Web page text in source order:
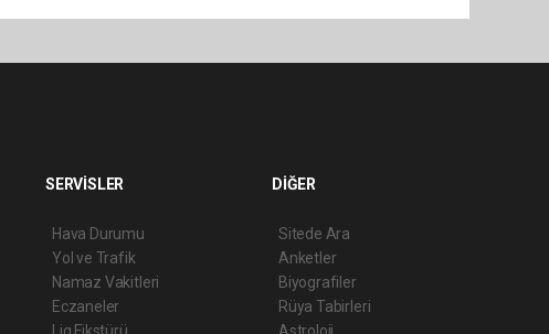
SERVİSLER
Hava Durumu
Yol ve Trafik
Namaz Vakitleri
Eczaneler
Lig Fikstürü
DİĞER
Sitede Ara
Anketler
Biyografiler
Rüya Tabirleri
Astroloji